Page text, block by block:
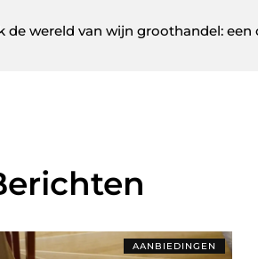
AANBIEDINGEN